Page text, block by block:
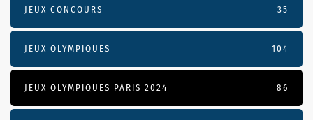
JEUX CONCOURS 35
JEUX OLYMPIQUES 104
JEUX OLYMPIQUES PARIS 2024 86